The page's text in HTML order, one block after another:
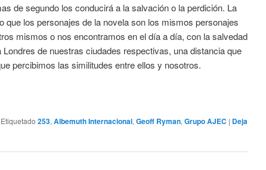
de segundo los conducirá a la salvación o la perdición. La
que los personajes de la novela son los mismos personajes
mismos o nos encontramos en el día a día, con la salvedad
de nuestras ciudades respectivas, una distancia que
percibimos las similitudes entre ellos y nosotros.
Etiquetado 253, Albemuth Internacional, Geoff Ryman, Grupo AJEC | Deja